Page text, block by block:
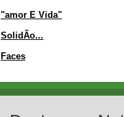
"amor E Vida"
SolidÃo...
Faces